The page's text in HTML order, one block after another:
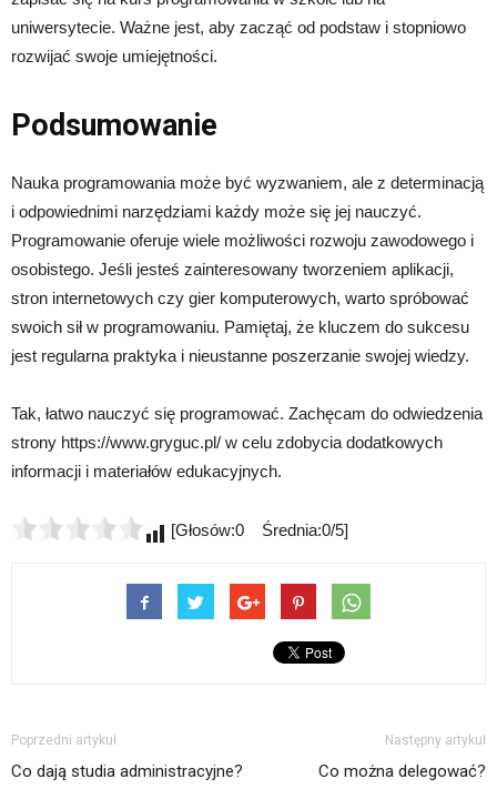
uniwersytecie. Ważne jest, aby zacząć od podstaw i stopniowo
rozwijać swoje umiejętności.
Podsumowanie
Nauka programowania może być wyzwaniem, ale z determinacją
i odpowiednimi narzędziami każdy może się jej nauczyć.
Programowanie oferuje wiele możliwości rozwoju zawodowego i
osobistego. Jeśli jesteś zainteresowany tworzeniem aplikacji,
stron internetowych czy gier komputerowych, warto spróbować
swoich sił w programowaniu. Pamiętaj, że kluczem do sukcesu
jest regularna praktyka i nieustanne poszerzanie swojej wiedzy.
Tak, łatwo nauczyć się programować. Zachęcam do odwiedzenia
strony https://www.gryguc.pl/ w celu zdobycia dodatkowych
informacji i materiałów edukacyjnych.
[Głosów:0 Średnia:0/5]
Poprzedni artykuł
Co dają studia administracyjne?
Następny artykuł
Co można delegować?